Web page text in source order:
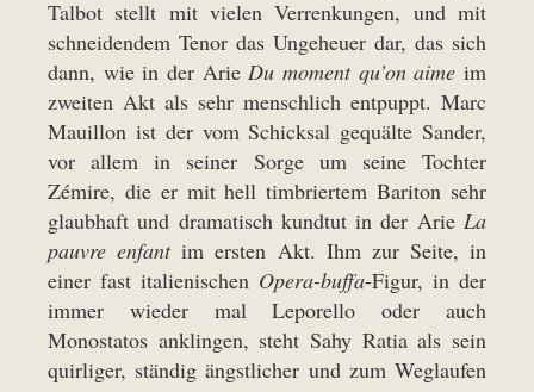
Talbot stellt mit vielen Verrenkungen, und mit
schneidendem Tenor das Ungeheuer dar, das sich
dann, wie in der ArieDu moment qu’on aime im
zweiten Akt als sehr menschlich entpuppt. Marc
Mauillon ist der vom Schicksal gequälte Sander,
vor allem in seiner Sorge um seine Tochter
Zémire, die er mit hell timbriertem Bariton sehr
glaubhaft und dramatisch kundtut in der Arie La
pauvre enfantim ersten Akt. Ihm zur Seite, in
einer fast italienischen Opera-buffa-Figur, in der
immer wieder mal Leporello oder auch
Monostatos anklingen, steht Sahy Ratia als sein
quirliger, ständig ängstlicher und zum Weglaufen